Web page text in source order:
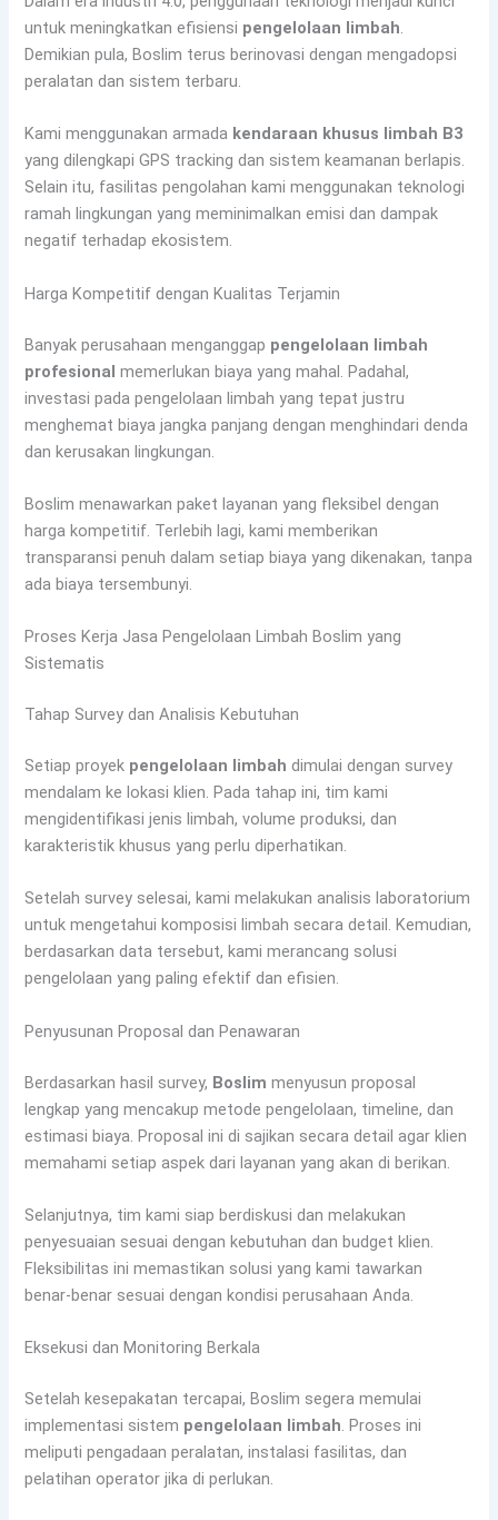
untuk meningkatkan efisiensi pengelolaan limbah.
Demikian pula, Boslim terus berinovasi dengan mengadopsi
peralatan dan sistem terbaru.
Kami menggunakan armada kendaraan khusus limbah B3
yang dilengkapi GPS tracking dan sistem keamanan berlapis.
Selain itu, fasilitas pengolahan kami menggunakan teknologi
ramah lingkungan yang meminimalkan emisi dan dampak
negatif terhadap ekosistem.
Harga Kompetitif dengan Kualitas Terjamin
Banyak perusahaan menganggap pengelolaan limbah
profesional memerlukan biaya yang mahal. Padahal,
investasi pada pengelolaan limbah yang tepat justru
menghemat biaya jangka panjang dengan menghindari denda
dan kerusakan lingkungan.
Boslim menawarkan paket layanan yang fleksibel dengan
harga kompetitif. Terlebih lagi, kami memberikan
transparansi penuh dalam setiap biaya yang dikenakan, tanpa
ada biaya tersembunyi.
Proses Kerja Jasa Pengelolaan Limbah Boslim yang
Sistematis
Tahap Survey dan Analisis Kebutuhan
Setiap proyek pengelolaan limbah dimulai dengan survey
mendalam ke lokasi klien. Pada tahap ini, tim kami
mengidentifikasi jenis limbah, volume produksi, dan
karakteristik khusus yang perlu diperhatikan.
Setelah survey selesai, kami melakukan analisis laboratorium
untuk mengetahui komposisi limbah secara detail. Kemudian,
berdasarkan data tersebut, kami merancang solusi
pengelolaan yang paling efektif dan efisien.
Penyusunan Proposal dan Penawaran
Berdasarkan hasil survey, Boslim menyusun proposal
lengkap yang mencakup metode pengelolaan, timeline, dan
estimasi biaya. Proposal ini di sajikan secara detail agar klien
memahami setiap aspek dari layanan yang akan di berikan.
Selanjutnya, tim kami siap berdiskusi dan melakukan
penyesuaian sesuai dengan kebutuhan dan budget klien.
Fleksibilitas ini memastikan solusi yang kami tawarkan
benar-benar sesuai dengan kondisi perusahaan Anda.
Eksekusi dan Monitoring Berkala
Setelah kesepakatan tercapai, Boslim segera memulai
implementasi sistem pengelolaan limbah. Proses ini
meliputi pengadaan peralatan, instalasi fasilitas, dan
pelatihan operator jika di perlukan.